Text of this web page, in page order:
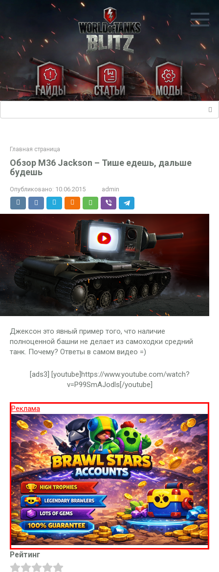
Главная страница
Обзор M36 Jackson – Тише едешь, дальше
будешь
Опубликовано: 10.06.2015 admin
Джексон это явный пример того, что наличие
полноценной башни не делает из самоходки средний
танк. Почему? Ответы в самом видео =)
[ads3] [youtube]https://www.youtube.com/watch?
v=P99SmAJodls[/youtube]
Реклама
Рейтинг